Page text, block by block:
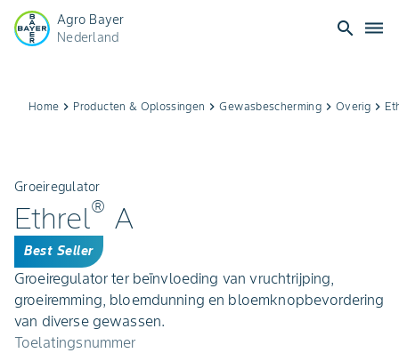
Agro Bayer
Nederland
search dehaze
Home keyboard_arrow_right Producten & Oplossingen keyboard_arrow_rightGewasbescherming keyboard_arrow_rightOverig keyboard_arrow_right
Groeiregulator
Ethrel® A
Best Seller
Groeiregulator ter beïnvloeding van vruchtrijping,
groeiremming, bloemdunning en bloemknopbevordering
van diverse gewassen.
Toelatingsnummer